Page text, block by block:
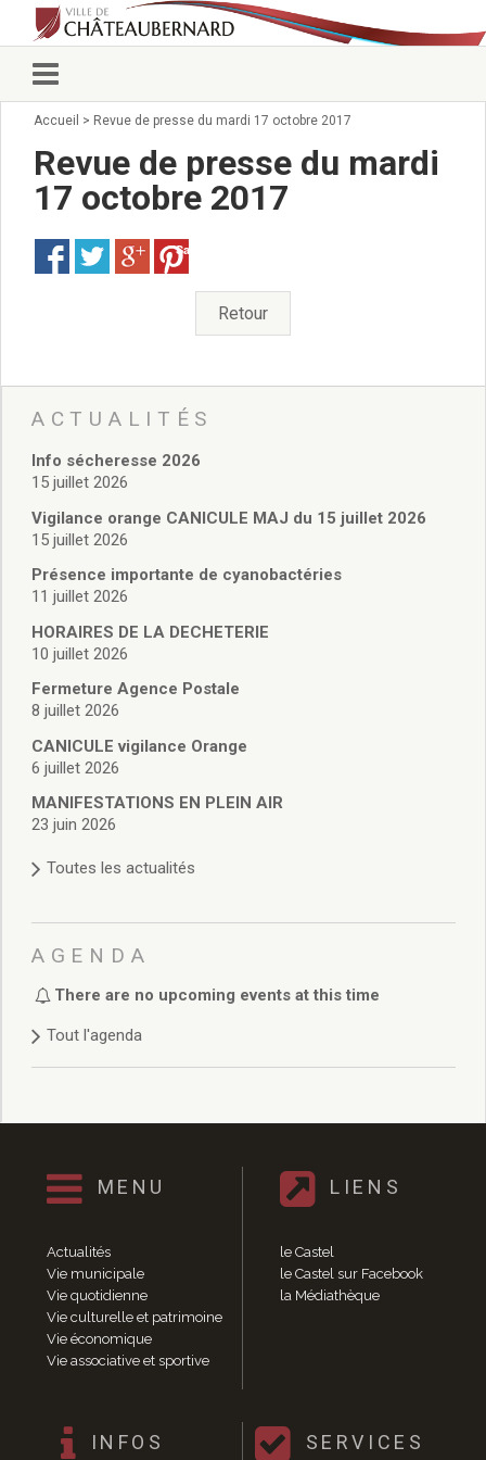
Vie municipale
Conseillers municipaux
Commissions 2026
Arrêtés du Maire
Services municipaux
Pour venir nous voir
administratives
Services Techniques
Affaires Scolaires
Vie associative
Police Municipale/règlementation
Cimetière/réglementation funéraire
Services en ligne
Licences boissons
Cadastre
Actes d’état civil
Budget de Fonctionnement
Budget d’Investissement
Conseils municipaux
Règlement du conseil municipal
Délibérations 2025
Délibérations 2022
Délibérations 2021
Délibérations 2020
Délibérations 2019
Délibérations 2018
Délibérations 2014
Délibérations 2013
Délibérations 2011
Délibérations 2010
Délibérations 2009
Délibérations 2008
Agenda réunions publiques
Marchés publics
Vie quotidienne
Accueil > Revue de presse du mardi 17 octobre 2017
Revue de presse du mardi
17 octobre 2017
Save
Retour
ACTUALITÉS
Info sécheresse 2026
15 juillet 2026
Vigilance orange CANICULE MAJ du 15 juillet 2026
15 juillet 2026
Présence importante de cyanobactéries
11 juillet 2026
HORAIRES DE LA DECHETERIE
10 juillet 2026
Fermeture Agence Postale
8 juillet 2026
CANICULE vigilance Orange
6 juillet 2026
MANIFESTATIONS EN PLEIN AIR
23 juin 2026
Toutes les actualités
AGENDA
There are no upcoming events at this time
Tout l'agenda
MENU
Actualités
Vie municipale
Vie quotidienne
Vie culturelle et patrimoine
Vie économique
Vie associative et sportive
LIENS
le Castel
le Castel sur Facebook
la Médiathèque
INFOS SERVICES